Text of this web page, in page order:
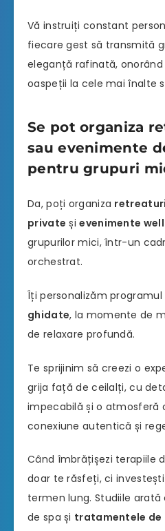
Vă instruiți constant
fiecare gest să transmită
eleganță rafinată, onorând
oaspeții la cele mai înalte
Se pot organiza
sau evenimente
pentru grupuri
Da, poți organiza retreaturi
private șievenimente
grupurilor mici, într-un
orchestrat.
Îți personalizăm programul
ghidate, la momente de
de relaxare profundă.
Te sprijinim să creezi o
grija față de ceilalți, cu
impecabilă și o atmosferă
conexiune autentică și
Când îmbrățișezi terapiile
doar te răsfeți, ci
termen lung. Studiile
de spa și tratamentele de